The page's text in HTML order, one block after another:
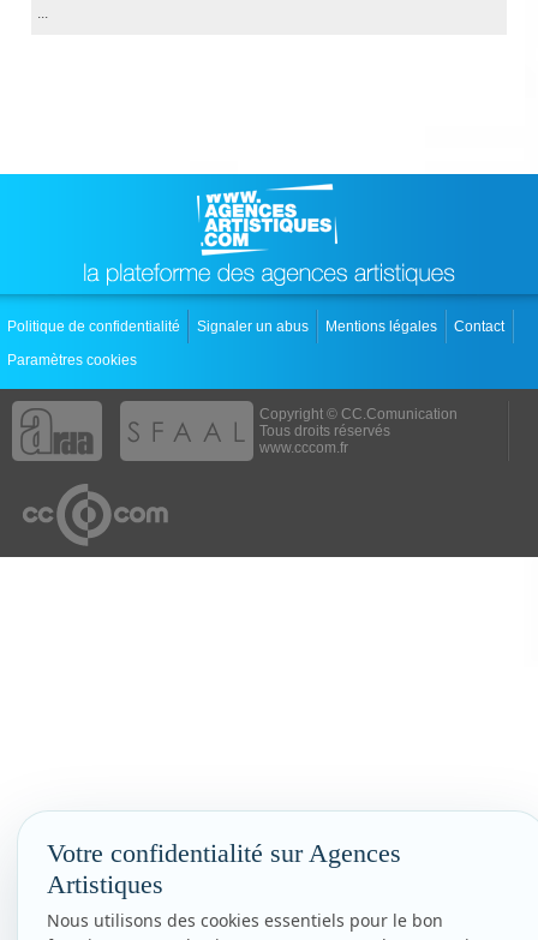
...
Politique de confidentialité Signaler un abus Mentions légales
Contact
Paramètres cookies
Copyright © CC.Comunication
Tous droits réservés
www.cccom.fr
Votre confidentialité sur Agences
Artistiques
Nous utilisons des cookies essentiels pour le bon